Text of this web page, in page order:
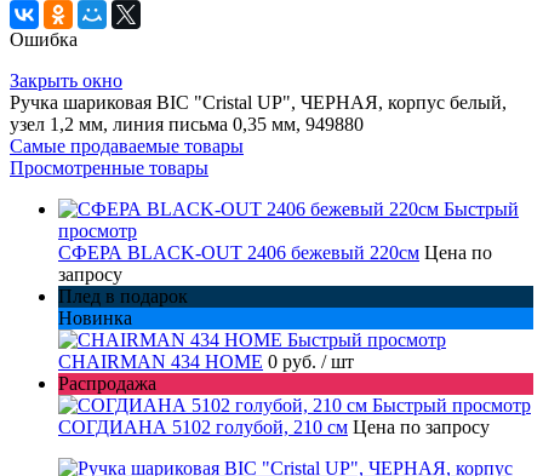
Ошибка
Закрыть окно
Ручка шариковая BIC "Cristal UP", ЧЕРНАЯ, корпус белый,
узел 1,2 мм, линия письма 0,35 мм, 949880
Самые продаваемые товары
Просмотренные товары
Быстрый
просмотр
СФЕРА BLACK-OUT 2406 бежевый 220см Цена по
запросу
Плед в подарок
Новинка
Быстрый просмотр
CHAIRMAN 434 HOME 0 руб. / шт
Распродажа
Быстрый просмотр
СОГДИАНА 5102 голубой, 210 см Цена по запросу